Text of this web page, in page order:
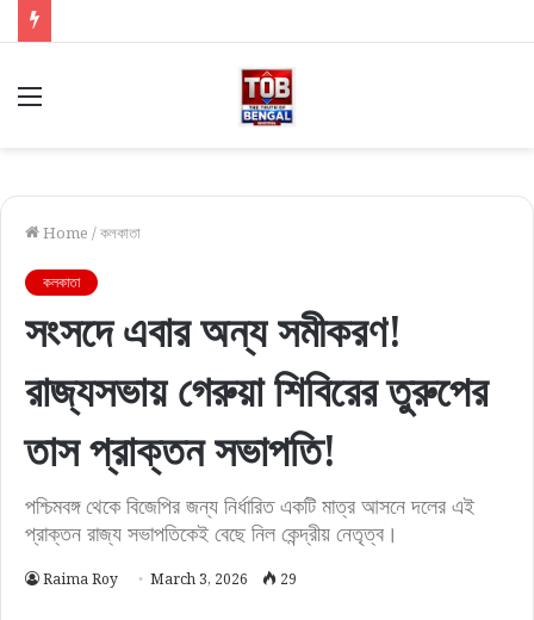
Menu
Home /কলকাতা
কলকাতা
সংসদে এবার অন্য সমীকরণ!
রাজ্যসভায় গেরুয়া শিবিরের তুরুপের
তাস প্রাক্তন সভাপতি!
পশ্চিমবঙ্গ থেকে বিজেপির জন্য নির্ধারিত একটি মাত্র আসনে দলের এই
প্রাক্তন রাজ্য সভাপতিকেই বেছে নিল কেন্দ্রীয় নেতৃত্ব।
Raima Roy March 3, 2026 29